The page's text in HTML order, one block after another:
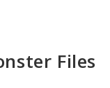
Files